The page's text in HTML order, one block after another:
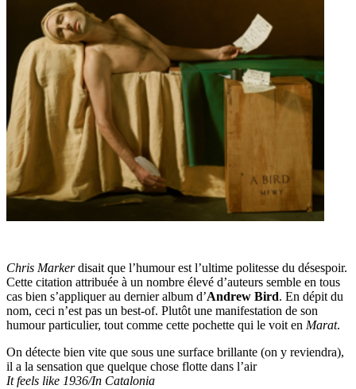
Chris Markerdisait que l’humour est l’ultime politesse du désespoir.
Cette citation attribuée à un nombre élevé d’auteurs semble en tous
cas bien s’appliquer au dernier album d’Andrew Bird. En dépit du
nom, ceci n’est pas un best-of. Plutôt une manifestation de son
humour particulier, tout comme cette pochette qui le voit en Marat.
On détecte bien vite que sous une surface brillante (on y reviendra),
il a la sensation que quelque chose flotte dans l’air
It feels like 1936/In Catalonia